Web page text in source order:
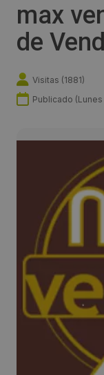
max
de
Visitas (1881)
Publicado (Lunes